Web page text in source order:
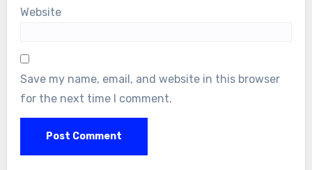
Website
Save my name, email, and website in this browser
for the next time I comment.